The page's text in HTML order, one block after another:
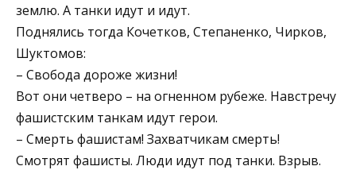
землю. А танки идут и идут.
Поднялись тогда Кочетков, Степаненко, Чирков,
Шуктомов:
– Свобода дороже жизни!
Вот они четверо – на огненном рубеже. Навстречу
фашистским танкам идут герои.
– Смерть фашистам! Захватчикам смерть!
Смотрят фашисты. Люди идут под танки. Взрыв.